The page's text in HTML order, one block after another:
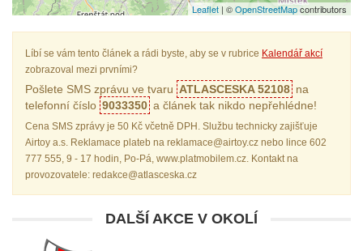
Leaflet | ©OpenStreetMapcontributors
Líbí se vám tento článek a rádi byste, aby se v rubrice Kalendář akcí
zobrazoval mezi prvními?
Pošlete SMS zprávu ve tvaru ATLASCESKA 52108 na
telefonní číslo 9033350 a článek tak nikdo nepřehlédne!
Cena SMS zprávy je 50 Kč včetně DPH. Službu technicky zajišťuje
Airtoy a.s. Reklamace plateb na reklamace@airtoy.cz nebo lince 602
777 555, 9 - 17 hodin, Po-Pá, www.platmobilem.cz. Kontakt na
provozovatele: redakce@atlasceska.cz
DALŠÍ AKCE V OKOLÍ